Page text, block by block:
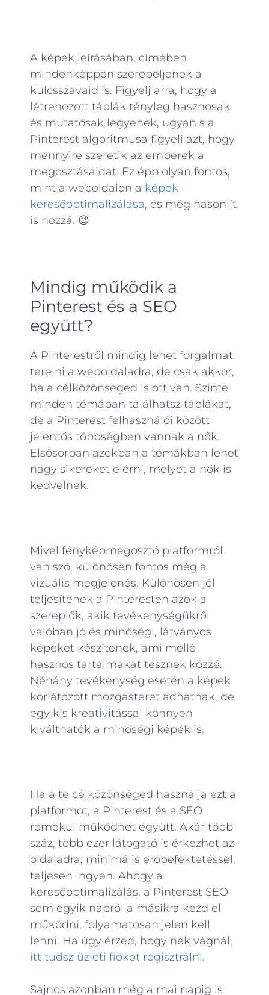
A képek leírásában, címében
mindenképpen szerepeljenek a
kulcsszavaid is. Figyelj arra, hogy a
létrehozott táblák tényleg hasznosak
és mutatósak legyenek, ugyanis a
Pinterest algoritmusa figyeli azt, hogy
mennyire szeretik az emberek a
megosztásaidat. Ez épp olyan fontos,
mint a weboldalon a képek
keresőoptimalizálása, és még hasonlít
is hozzá. 😉
Mindig működik a
Pinterest és a SEO
együtt?
A Pinterestről mindig lehet forgalmat
terelni a weboldaladra, de csak akkor,
ha a célközönséged is ott van. Szinte
minden témában találhatsz táblákat,
de a Pinterest felhasználói között
jelentős többségben vannak a nők.
Elsősorban azokban a témákban lehet
nagy sikereket elérni, melyet a nők is
kedvelnek.
Mivel fényképmegosztó platformról
van szó, különösen fontos még a
vizuális megjelenés. Különösen jól
teljesítenek a Pinteresten azok a
szereplők, akik tevékenységükről
valóban jó és minőségi, látványos
képeket készítenek, ami mellé
hasznos tartalmakat tesznek közzé.
Néhány tevékenység esetén a képek
korlátozott mozgásteret adhatnak, de
egy kis kreativitással könnyen
kiválthatók a minőségi képek is.
Ha a te célközönséged használja ezt a
platformot, a Pinterest és a SEO
remekül működhet együtt. Akár több
száz, több ezer látogató is érkezhet az
oldaladra, minimális erőbefektetéssel,
teljesen ingyen. Ahogy a
keresőoptimalizálás, a Pinterest SEO
sem egyik napról a másikra kezd el
működni, folyamatosan jelen kell
lenni. Ha úgy érzed, hogy nekivágnál,
itt tudsz üzleti fiókot regisztrálni.
Sajnos azonban még a mai napig is